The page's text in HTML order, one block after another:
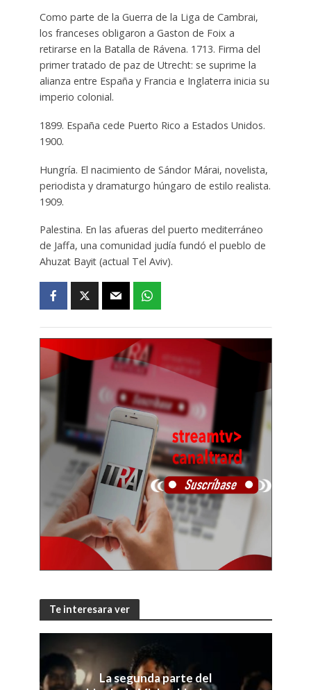
Como parte de la Guerra de la Liga de Cambrai,
los franceses obligaron a Gaston de Foix a
retirarse en la Batalla de Rávena. 1713. Firma del
primer tratado de paz de Utrecht: se suprime la
alianza entre España y Francia e Inglaterra inicia su
imperio colonial.
1899. España cede Puerto Rico a Estados Unidos.
1900.
Hungría. El nacimiento de Sándor Márai, novelista,
periodista y dramaturgo húngaro de estilo realista.
1909.
Palestina. En las afueras del puerto mediterráneo
de Jaffa, una comunidad judía fundó el pueblo de
Ahuzat Bayit (actual Tel Aviv).
Te interesara ver
La segunda parte del